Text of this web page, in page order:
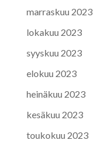
marraskuu 2023
lokakuu 2023
syyskuu 2023
elokuu 2023
heinäkuu 2023
kesäkuu 2023
toukokuu 2023